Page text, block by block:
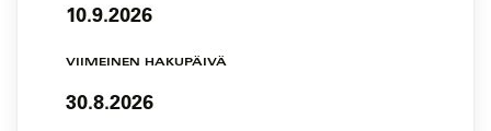
10.9.2026
VIIMEINEN HAKUPÄIVÄ
30.8.2026